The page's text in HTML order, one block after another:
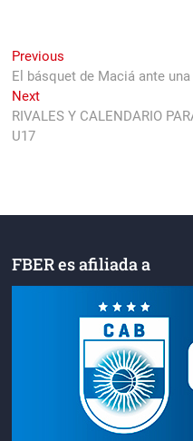
Navegación
de
entradas
Previous
post:
El básquet de Maciá ante
NextNext
post:
RIVALES Y CALENDARIO
U17
FBER es afiliada a